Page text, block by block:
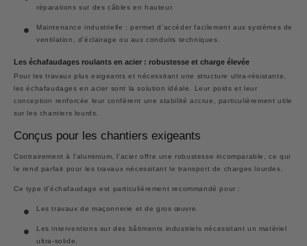
réparations sur des câbles en hauteur.
Maintenance industrielle : permet d’accéder facilement aux systèmes de
ventilation, d’éclairage ou aux conduits techniques.
Les échafaudages roulants en acier : robustesse et charge élevée
Pour les travaux plus exigeants et nécessitant une structure ultra-résistante,
les échafaudages en acier sont la solution idéale. Leur poids et leur
conception renforcée leur confèrent une stabilité accrue, particulièrement utile
sur les chantiers lourds.
Conçus pour les chantiers exigeants
Contrairement à l’aluminium, l’acier offre une robustesse incomparable, ce qui
le rend parfait pour les travaux nécessitant le transport de charges lourdes.
Ce type d’échafaudage est particulièrement recommandé pour :
Les travaux de maçonnerie et de gros œuvre.
Les interventions sur des bâtiments industriels nécessitant un matériel
ultra-solide.